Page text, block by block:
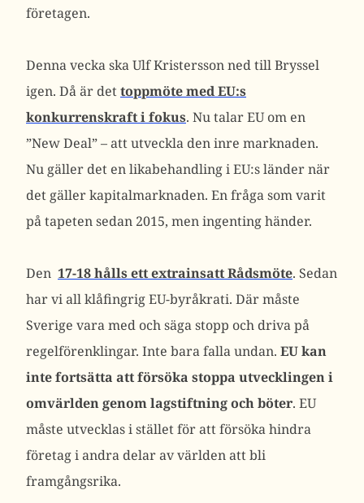
företagen.
Denna vecka ska Ulf Kristersson ned till Bryssel
igen. Då är dettoppmöte med EU:s
konkurrenskraft i fokus. Nu talar EU om en
”New Deal” – att utveckla den inre marknaden.
Nu gäller det en likabehandling i EU:s länder när
det gäller kapitalmarknaden. En fråga som varit
på tapeten sedan 2015, men ingenting händer.
Den 17-18 hålls ett extrainsatt Rådsmöte. Sedan
har vi all klåfingrig EU-byråkrati. Där måste
Sverige vara med och säga stopp och driva på
regelförenklingar. Inte bara falla undan. EU kan
inte fortsätta att försöka stoppa utvecklingen i
omvärlden genom lagstiftningoch böter. EU
måste utvecklas i stället för att försöka hindra
företag i andra delar av världen att bli
framgångsrika.